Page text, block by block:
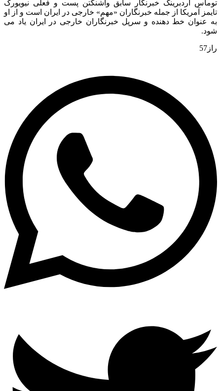
‫اردبرینگ خبرنگار سابق واشنگتن پست و فعلی نیویورک
آمریکا از جمله خبرنگاران «مهم» خارجی در ایران است و از او
عنوان خط دهنده و سرپل خبرنگاران خارجی در ایران یاد می